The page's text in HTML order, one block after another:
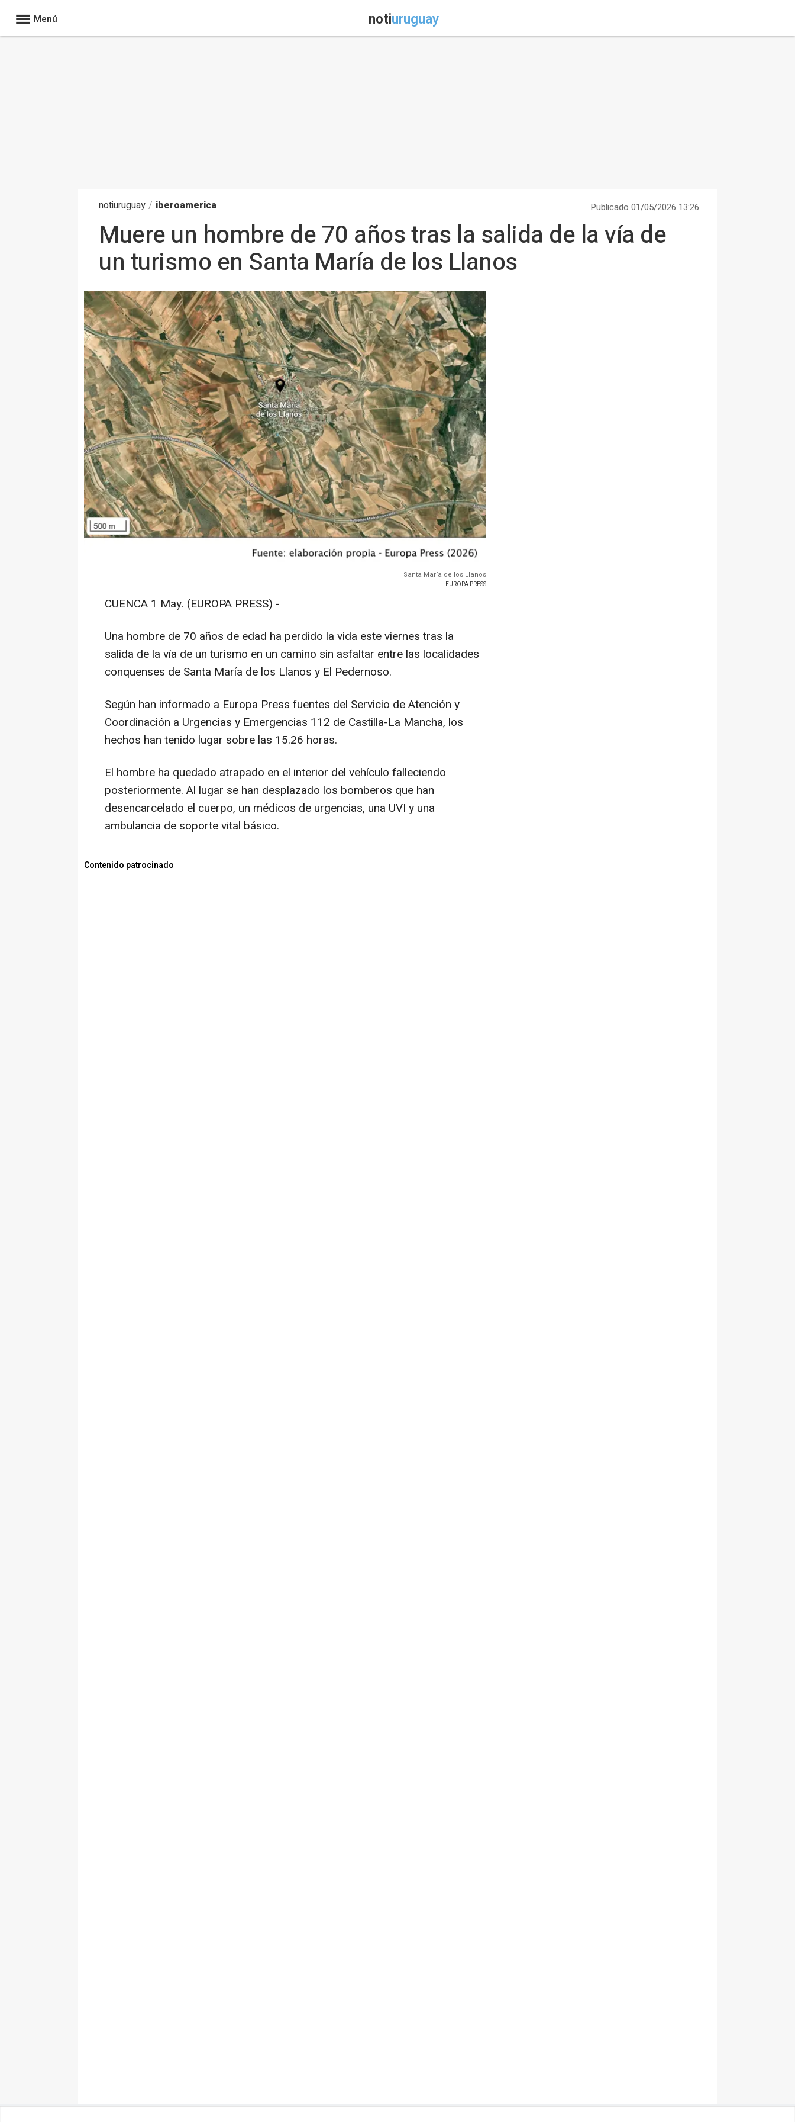
Menú notiuruguay
notiuruguay / iberoamerica Publicado 01/05/2026 13:26
Muere un hombre de 70 años tras la salida de la vía de
un turismo en Santa María de los Llanos
Santa María de los Llanos
- EUROPA PRESS
CUENCA 1 May. (EUROPA PRESS) -
Una hombre de 70 años de edad ha perdido la vida este viernes tras la
salida de la vía de un turismo en un camino sin asfaltar entre las localidades
conquenses de Santa María de los Llanos y El Pedernoso.
Según han informado a Europa Press fuentes del Servicio de Atención y
Coordinación a Urgencias y Emergencias 112 de Castilla-La Mancha, los
hechos han tenido lugar sobre las 15.26 horas.
El hombre ha quedado atrapado en el interior del vehículo falleciendo
posteriormente. Al lugar se han desplazado los bomberos que han
desencarcelado el cuerpo, un médicos de urgencias, una UVI y una
ambulancia de soporte vital básico.
Contenido patrocinado